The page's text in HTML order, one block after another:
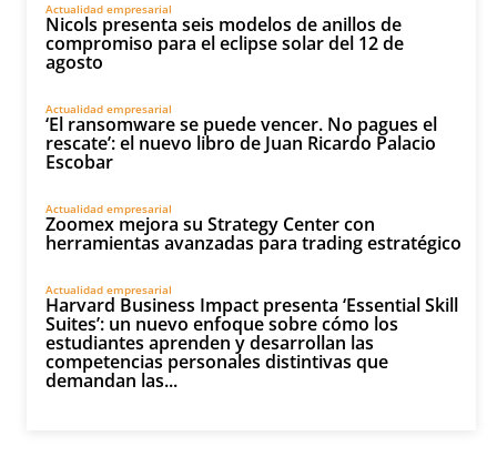
Actualidad empresarial
Nicols presenta seis modelos de anillos de
compromiso para el eclipse solar del 12 de
agosto
Actualidad empresarial
‘El ransomware se puede vencer. No pagues el
rescate’: el nuevo libro de Juan Ricardo Palacio
Escobar
Actualidad empresarial
Zoomex mejora su Strategy Center con
herramientas avanzadas para trading estratégico
Actualidad empresarial
Harvard Business Impact presenta ‘Essential Skill
Suites’: un nuevo enfoque sobre cómo los
estudiantes aprenden y desarrollan las
competencias personales distintivas que
demandan las...